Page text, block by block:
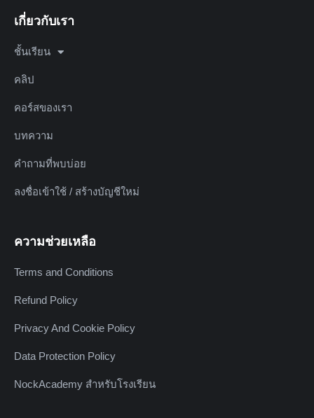
เกี่ยวกับเรา
ชั้นเรียน
คลิป
คอร์สของเรา
บทความ
คำถามที่พบบ่อย
ลงชื่อเข้าใช้ / สร้างบัญชีใหม่
ความช่วยเหลือ
Terms and Conditions
Refund Policy
Privacy And Cookie Policy
Data Protection Policy
NockAcademy สำหรับโรงเรียน